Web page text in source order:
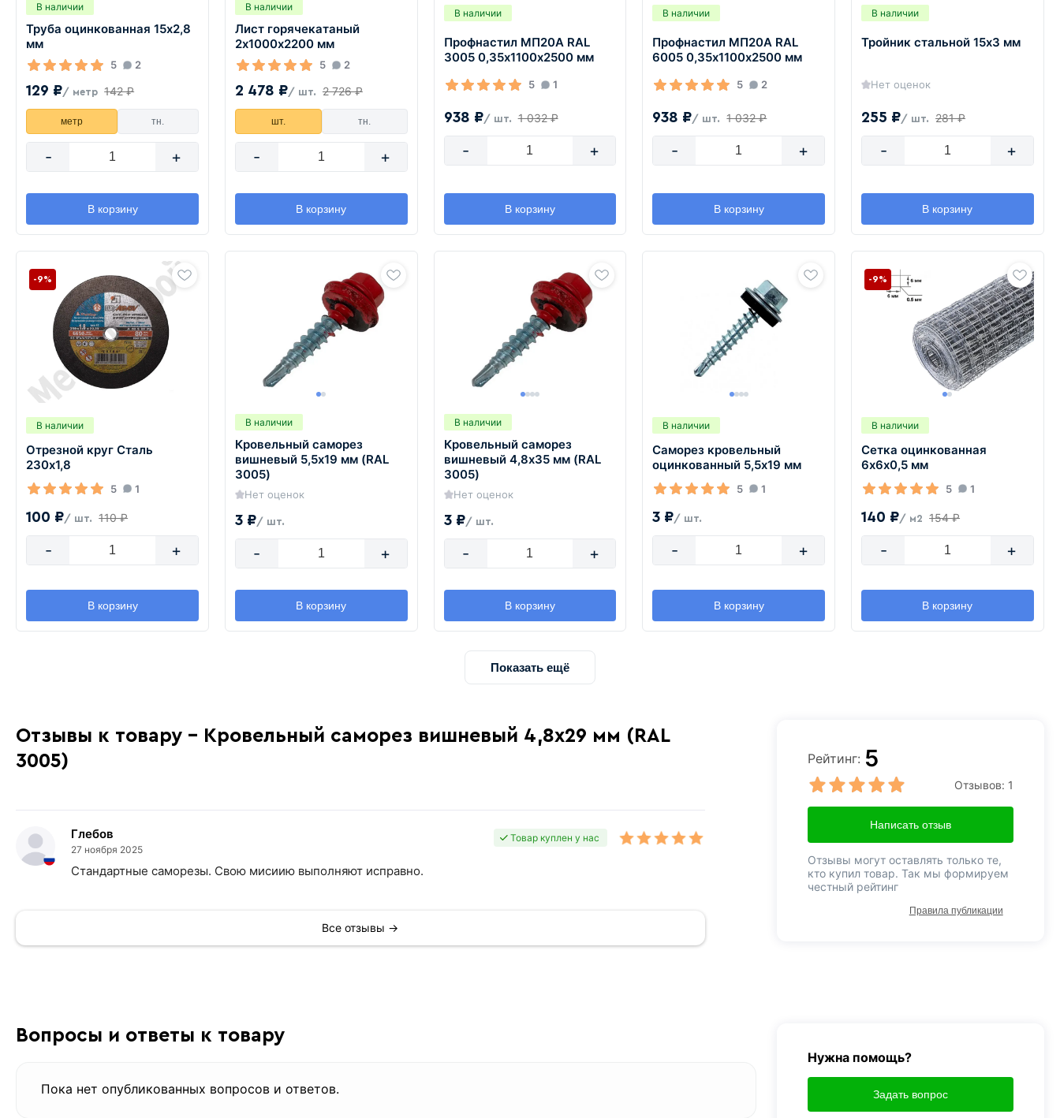
В наличии
Труба оцинкованная 15х2,8
мм
5 2
129 ₽/ метр 142 ₽
метр тн.
- +
В корзину
В наличии
Лист горячекатаный
2х1000х2200 мм
5 2
2 478 ₽/ шт. 2 726 ₽
шт. тн.
- +
В корзину
В наличии
Профнастил МП20А RAL
3005 0,35х1100х2500 мм
5 1
938 ₽/ шт. 1 032 ₽
- +
В корзину
В наличии
Профнастил МП20А RAL
6005 0,35х1100х2500 мм
5 2
938 ₽/ шт. 1 032 ₽
- +
В корзину
В наличии
Тройник стальной 15х3 мм
Нет оценок
255 ₽/ шт. 281 ₽
- +
В корзину
В наличии
Отрезной круг Сталь
230х1,8
5 1
100 ₽/ шт. 110 ₽
-9%
- +
В корзину
В наличии
Кровельный саморез
вишневый 5,5х19 мм (RAL
3005)
Нет оценок
3 ₽/ шт.
- +
В корзину
В наличии
Кровельный саморез
вишневый 4,8х35 мм (RAL
3005)
Нет оценок
3 ₽/ шт.
- +
В корзину
В наличии
Саморез кровельный
оцинкованный 5,5х19 мм
5 1
3 ₽/ шт.
- +
В корзину
В наличии
Сетка оцинкованная
6х6х0,5 мм
5 1
140 ₽/ м2 154 ₽
-9%
- +
В корзину
Показать ещё
Отзывы к товару - Кровельный саморез вишневый 4,8х29 мм (RAL
3005)
Глебов
27 ноября 2025
Товар куплен у нас
Стандартные саморезы. Свою мисиию выполняют исправно.
Все отзывы →
Рейтинг: 5
Отзывов: 1
Написать отзыв
Отзывы могут оставлять только те,
кто купил товар. Так мы формируем
честный рейтинг
Правила публикации
Вопросы и ответы к товару
Пока нет опубликованных вопросов и ответов.
Нужна помощь?
Задать вопрос